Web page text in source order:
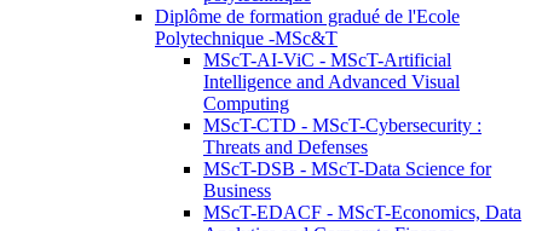
Diplôme de formation gradué de l'Ecole
Polytechnique -MSc&T
MScT-AI-ViC - MScT-Artificial
Intelligence and Advanced Visual
Computing
MScT-CTD - MScT-Cybersecurity :
Threats and Defenses
MScT-DSB - MScT-Data Science for
Business
MScT-EDACF - MScT-Economics, Data